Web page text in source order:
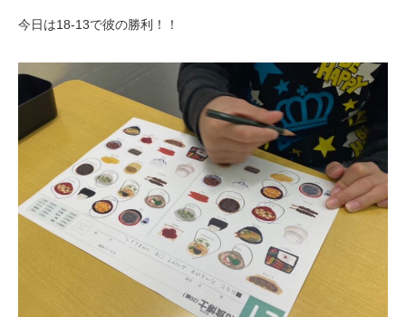
今日は18-13で彼の勝利！！